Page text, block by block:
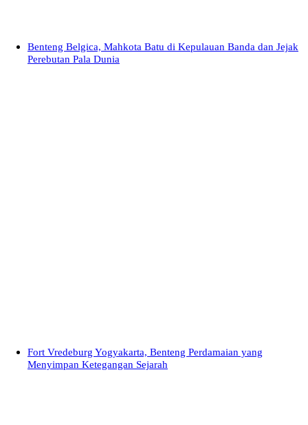
Benteng Belgica, Mahkota Batu di Kepulauan Banda dan Jejak
Perebutan Pala Dunia
Fort Vredeburg Yogyakarta, Benteng Perdamaian yang
Menyimpan Ketegangan Sejarah